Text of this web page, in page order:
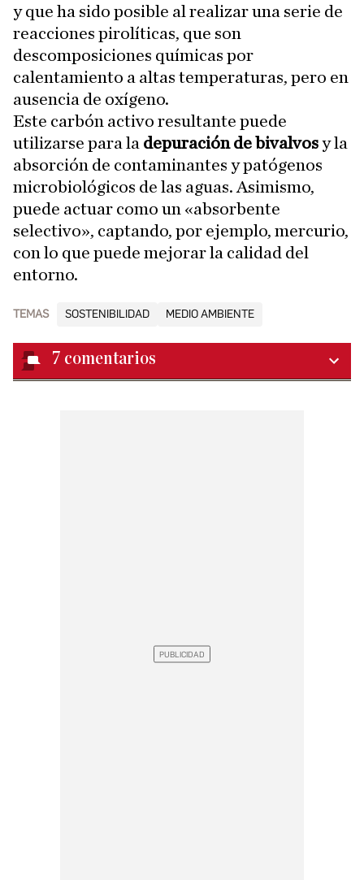
y que ha sido posible al realizar una serie de
reacciones pirolíticas, que son
descomposiciones químicas por
calentamiento a altas temperaturas, pero en
ausencia de oxígeno.
Este carbón activo resultante puede
utilizarse para la depuración de bivalvosy la
absorción de contaminantes y patógenos
microbiológicos de las aguas. Asimismo,
puede actuar como un «absorbente
selectivo», captando, por ejemplo, mercurio,
con lo que puede mejorar la calidad del
entorno.
TEMAS SOSTENIBILIDAD MEDIO AMBIENTE
7 comentarios